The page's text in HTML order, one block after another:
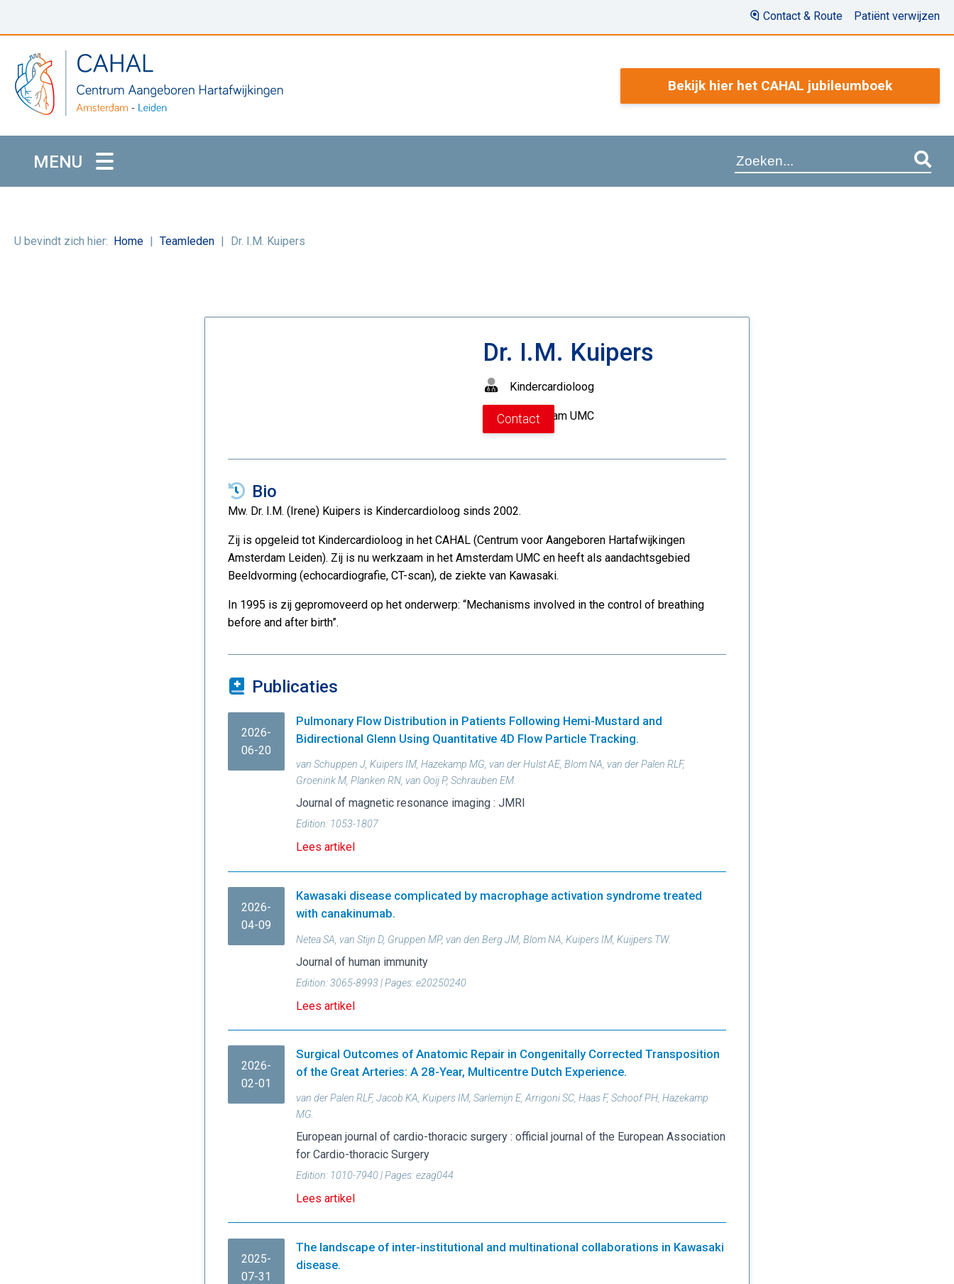
Contact & Route Patiënt verwijzen
Bekijk hier het CAHAL jubileumboek
MENU
U bevindt zich hier: Home Teamleden Dr. I.M. Kuipers
Dr. I.M. Kuipers
Kindercardioloog
Amsterdam UMC
Contact
Bio
Mw. Dr. I.M. (Irene) Kuipers is Kindercardioloog sinds 2002.
Zij is opgeleid tot Kindercardioloog in het CAHAL (Centrum voor Aangeboren Hartafwijkingen
Amsterdam Leiden). Zij is nu werkzaam in het Amsterdam UMC en heeft als aandachtsgebied
Beeldvorming (echocardiografie, CT-scan), de ziekte van Kawasaki.
In 1995 is zij gepromoveerd op het onderwerp: “Mechanisms involved in the control of breathing
before and after birth”.
Publicaties
2026-
06-20
Pulmonary Flow Distribution in Patients Following Hemi-Mustard and
Bidirectional Glenn Using Quantitative 4D Flow Particle Tracking.
van Schuppen J, Kuipers IM, Hazekamp MG, van der Hulst AE, Blom NA, van der Palen RLF,
Groenink M, Planken RN, van Ooij P, Schrauben EM.
Journal of magnetic resonance imaging : JMRI
Edition: 1053-1807
Lees artikel
2026-
04-09
Kawasaki disease complicated by macrophage activation syndrome treated
with canakinumab.
Netea SA, van Stijn D, Gruppen MP, van den Berg JM, Blom NA, Kuipers IM, Kuijpers TW.
Journal of human immunity
Edition:3065-8993| Pages:e20250240
Lees artikel
2026-
02-01
Surgical Outcomes of Anatomic Repair in Congenitally Corrected Transposition
of the Great Arteries: A 28-Year, Multicentre Dutch Experience.
van der Palen RLF, Jacob KA, Kuipers IM, Sarlemijn E, Arrigoni SC, Haas F, Schoof PH, Hazekamp
MG.
European journal of cardio-thoracic surgery : official journal of the European Association
for Cardio-thoracic Surgery
Edition: 1010-7940| Pages:ezag044
Lees artikel
2025-
07-31
The landscape of inter-institutional and multinational collaborations in Kawasaki
disease.